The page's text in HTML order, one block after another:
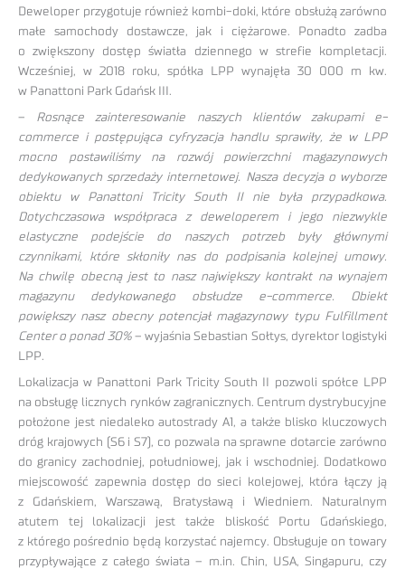
Deweloper przygotuje również kombi-doki, które obsłużą zarówno
małe samochody dostawcze, jak i ciężarowe. Ponadto zadba
o zwiększony dostęp światła dziennego w strefie kompletacji.
Wcześniej, w 2018 roku, spółka LPP wynajęła 30 000 m kw.
w Panattoni Park Gdańsk III.
– Rosnące zainteresowanie naszych klientów zakupami e-
commerce i postępująca cyfryzacja handlu sprawiły, że w LPP
mocno postawiliśmy na rozwój powierzchni magazynowych
dedykowanych sprzedaży internetowej. Nasza decyzja o wyborze
obiektu w Panattoni Tricity South II nie była przypadkowa.
Dotychczasowa współpraca z deweloperem i jego niezwykle
elastyczne podejście do naszych potrzeb były głównymi
czynnikami, które skłoniły nas do podpisania kolejnej umowy.
Na chwilę obecną jest to nasz największy kontrakt na wynajem
magazynu dedykowanego obsłudze e-commerce. Obiekt
powiększy nasz obecny potencjał magazynowy typu Fulfillment
Center o ponad 30%– wyjaśnia Sebastian Sołtys, dyrektor logistyki
LPP.
Lokalizacja w Panattoni Park Tricity South II pozwoli spółce LPP
na obsługę licznych rynków zagranicznych. Centrum dystrybucyjne
położone jest niedaleko autostrady A1, a także blisko kluczowych
dróg krajowych (S6 i S7), co pozwala na sprawne dotarcie zarówno
do granicy zachodniej, południowej, jak i wschodniej. Dodatkowo
miejscowość zapewnia dostęp do sieci kolejowej, która łączy ją
z Gdańskiem, Warszawą, Bratysławą i Wiedniem. Naturalnym
atutem tej lokalizacji jest także bliskość Portu Gdańskiego,
z którego pośrednio będą korzystać najemcy. Obsługuje on towary
przypływające z całego świata – m.in. Chin, USA, Singapuru, czy